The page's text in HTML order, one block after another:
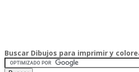
Buscar Dibujos para imprimir y